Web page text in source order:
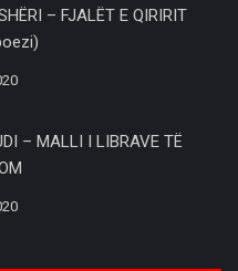
– FJALËT E QIRIRIT
– MALLI I LIBRAVE TË